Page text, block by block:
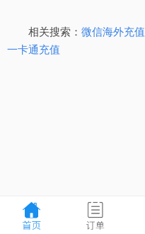
相关搜索： 微信海外充值
一卡通充值